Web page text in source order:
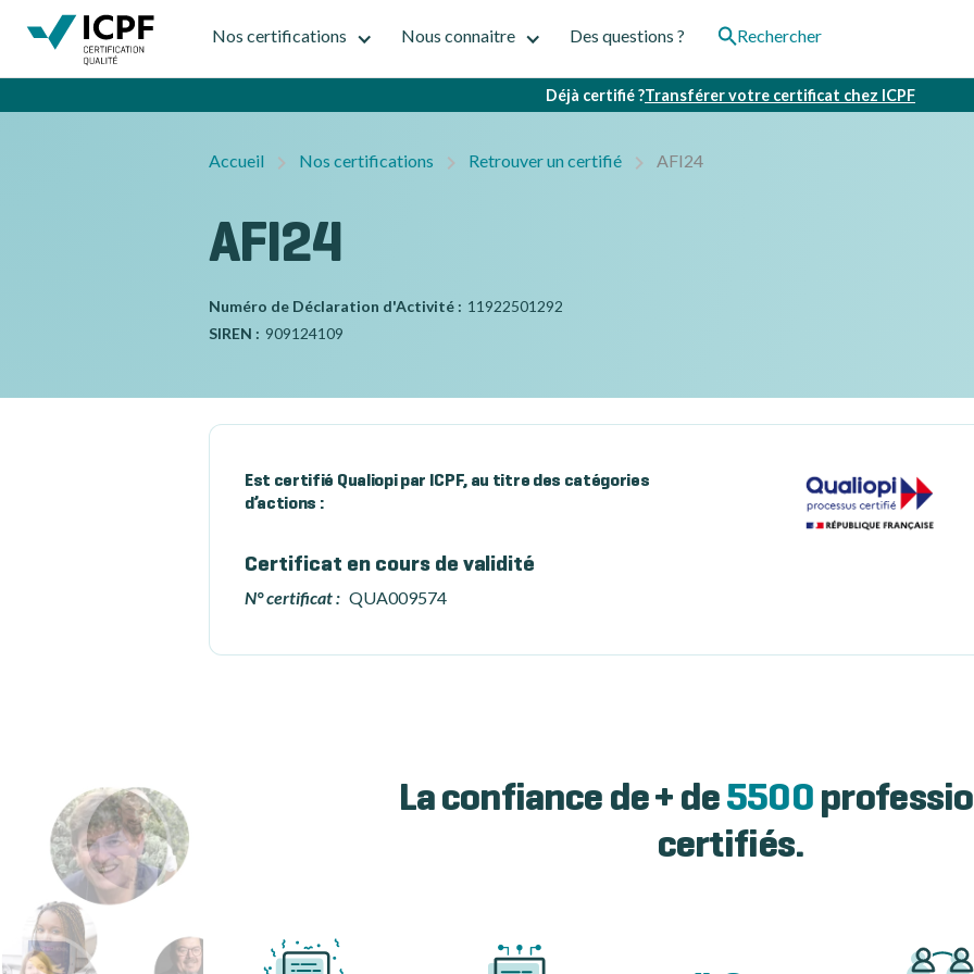
Nos certifications Nous connaitre Des questions ? Rechercher
Déjà certifié ?Transférer votre certificat chez ICPF
Accueil Nos certifications Retrouver un certifié AFI24
AFI24
Numéro de Déclaration d'Activité : 11922501292
SIREN : 909124109
Est certifié Qualiopi par ICPF, au titre des catégories
d’actions :
Certificat en cours de validité
N° certificat : QUA009574
La confiance de + de 5500
certifiés.